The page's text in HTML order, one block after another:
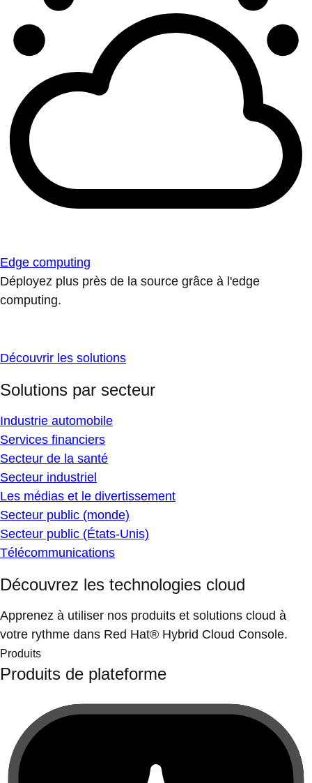
Edge computing
Déployez plus près de la source grâce à l'edge
computing.
Découvrir les solutions
Solutions par secteur
Industrie automobile
Services financiers
Secteur de la santé
Secteur industriel
Les médias et le divertissement
Secteur public (monde)
Secteur public (États-Unis)
Télécommunications
Découvrez les technologies cloud
Apprenez à utiliser nos produits et solutions cloud à
votre rythme dans Red Hat® Hybrid Cloud Console.
Produits
Produits de plateforme